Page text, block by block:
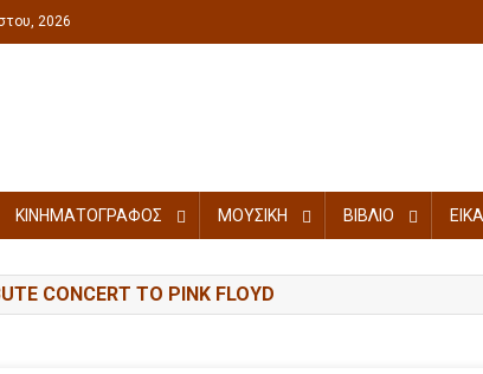
2026
ΚΙΝΗΜΑΤΟΓΡΑΦΟΣ ΜΟΥΣΙΚΗ ΒΙΒΛΙΟ
CONCERT TO PINK FLOYD